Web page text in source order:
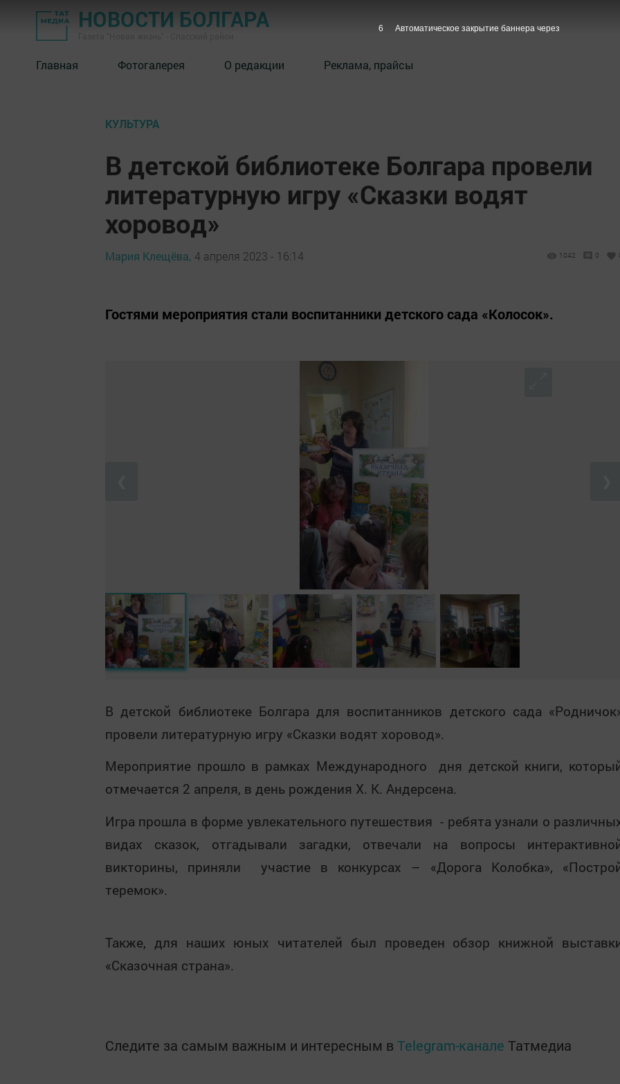
НОВОСТИ БОЛГАРА
Главная Фотогалерея О редакции Реклама, прайсы
КУЛЬТУРА
В детской библиотеке Болгара провели
литературную игру «Сказки водят
хоровод»
Мария Клещёва, 4 апреля 2023 - 16:14 1042 0
Гостями мероприятия стали воспитанники детского сада «Колосок».
В детской библиотеке Болгара для воспитанников детского сада
провели литературную игру «Сказки водят хоровод».
Мероприятие прошло в рамках Международного дня детской книги,
отмечается 2 апреля, в день рождения Х. К. Андерсена.
Игра прошла в форме увлекательного путешествия - ребята узнали о
видах сказок, отгадывали загадки, отвечали на вопросы
викторины, приняли участие в конкурсах – «Дорога Колобка»,
теремок».
Также, для наших юных читателей был проведен обзор книжной
«Сказочная страна».
Следите за самым важным и интересным в Telegram-канале Татмедиа
5 Автоматическое закрытие баннера через